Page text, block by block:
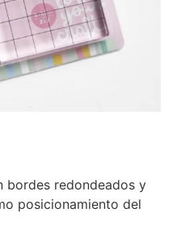
bordes redondeados y
posicionamiento del